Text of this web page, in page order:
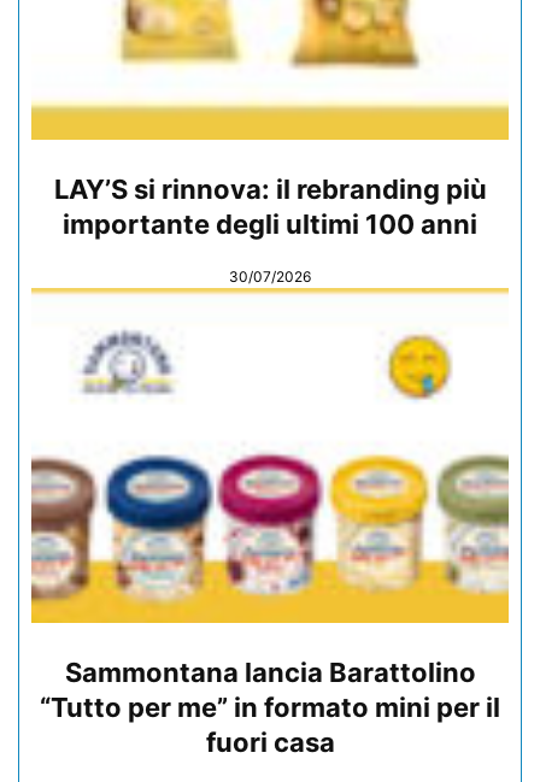
LAY’S si rinnova: il rebranding più
importante degli ultimi 100 anni
30/07/2026
Sammontana lancia Barattolino
“Tutto per me” in formato mini per il
fuori casa